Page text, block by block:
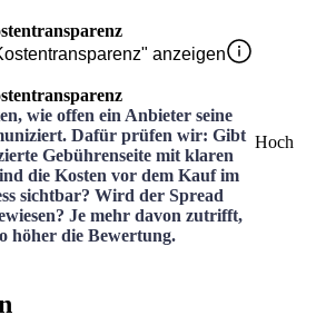
anzeigen
wie offen ein Anbieter seine
Dafür prüfen wir: Gibt
Gebührenseite mit klaren
die Kosten vor dem Kauf im
sichtbar? Wird der Spread
Je mehr davon zutrifft,
höher die Bewertung.
Hoch